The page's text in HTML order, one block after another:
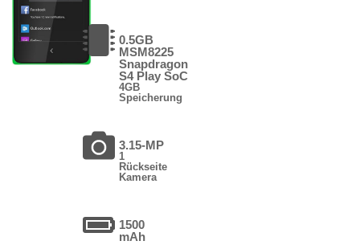
0.5GB
MSM8225
Snapdragon
S4 Play SoC
4GB
Speicherung
3.15-MP
1
Rückseite
Kamera
1500
mAh